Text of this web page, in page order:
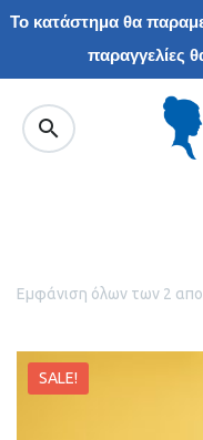
Το κατάστημα θα
παραγγελίες
Εμφάνιση όλων των 2
SALE!